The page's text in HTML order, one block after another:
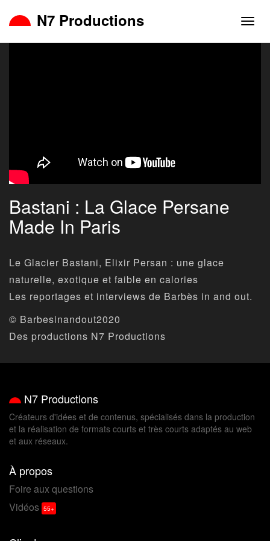
N7 Productions
Bastani : La Glace Persane
Made In Paris
Le Glacier Bastani, Elixir Persan : une glace
naturelle, exotique et faible en calories
Les reportages et interviews de Barbès in and out.
© Barbesinandout2020
Des productions N7 Productions
N7 Productions
Créateurs d'idées et de contenus, spécialisés dans la production
et la réalisation de formats courts et très courts adaptés au web
et aux réseaux.
À propos
Foire aux questions
Vidéos